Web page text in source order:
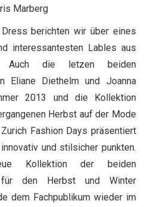
Marberg
berichten wir über eines
interessantesten Lables aus
Auch die letzen beiden
Eliane Diethelm und Joanna
2013 und die Kollektion
Herbst auf der Mode
Fashion Days präsentiert
und stilsicher punkten.
Kollektion der beiden
für den Herbst und Winter
dem Fachpublikum wieder im